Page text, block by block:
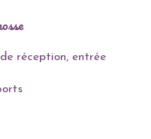
réception, entrée